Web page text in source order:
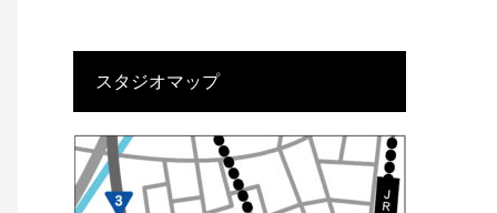
スタジオマップ